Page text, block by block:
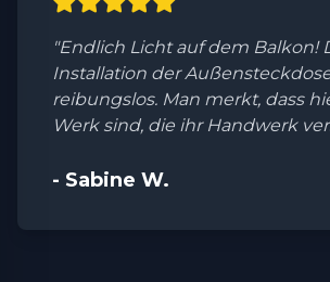
"Endlich Licht auf dem Balkon!
Installation der
reibungslos. Man merkt, dass
Werk sind, die ihr Handwerk
- Sabine W.